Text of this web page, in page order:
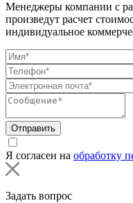
Менеджеры компании с
произведут расчет
индивидуальное
Отправить
Я согласен на обработку
Задать вопрос